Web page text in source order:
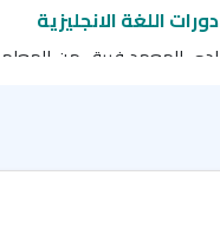
دورات اللغة الانجليزية
لدى المعهد فريق من
الأكاديمية.